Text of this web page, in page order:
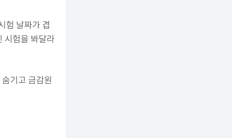
험 날짜가 겹
시험을 봐달라
기고 금감원